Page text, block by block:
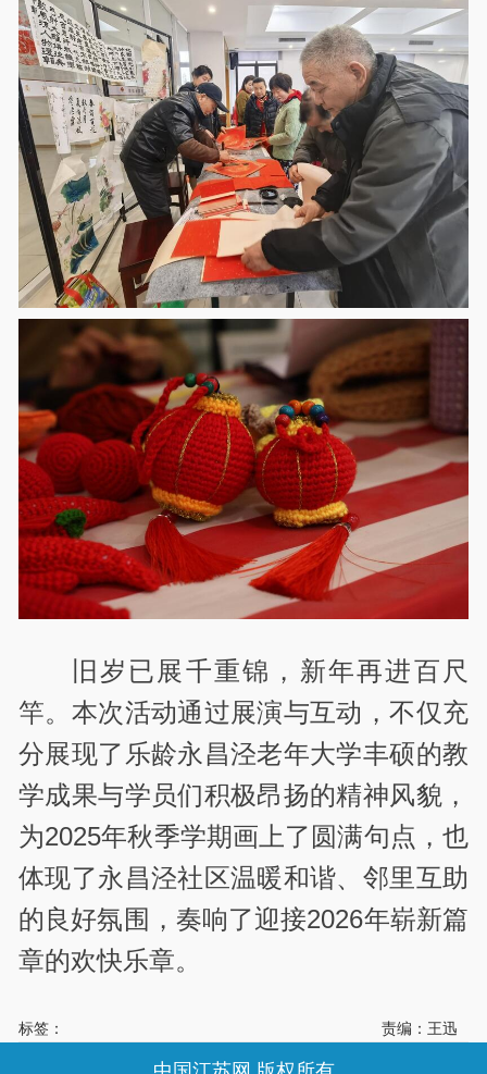
旧岁已展千重锦，新年再进百尺
竿。本次活动通过展演与互动，不仅充
分展现了乐龄永昌泾老年大学丰硕的教
学成果与学员们积极昂扬的精神风貌，
为2025年秋季学期画上了圆满句点，也
体现了永昌泾社区温暖和谐、邻里互助
的良好氛围，奏响了迎接2026年崭新篇
章的欢快乐章。
标签： 责编：王迅